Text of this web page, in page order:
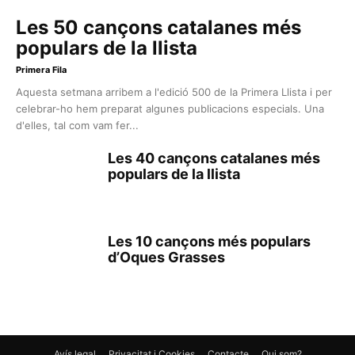
Les 50 cançons catalanes més
populars de la llista
Primera Fila
Aquesta setmana arribem a l'edició 500 de la Primera Llista i per
celebrar-ho hem preparat algunes publicacions especials. Una
d'elles, tal com vam fer...
Les 40 cançons catalanes més
populars de la llista
Les 10 cançons més populars
d’Oques Grasses